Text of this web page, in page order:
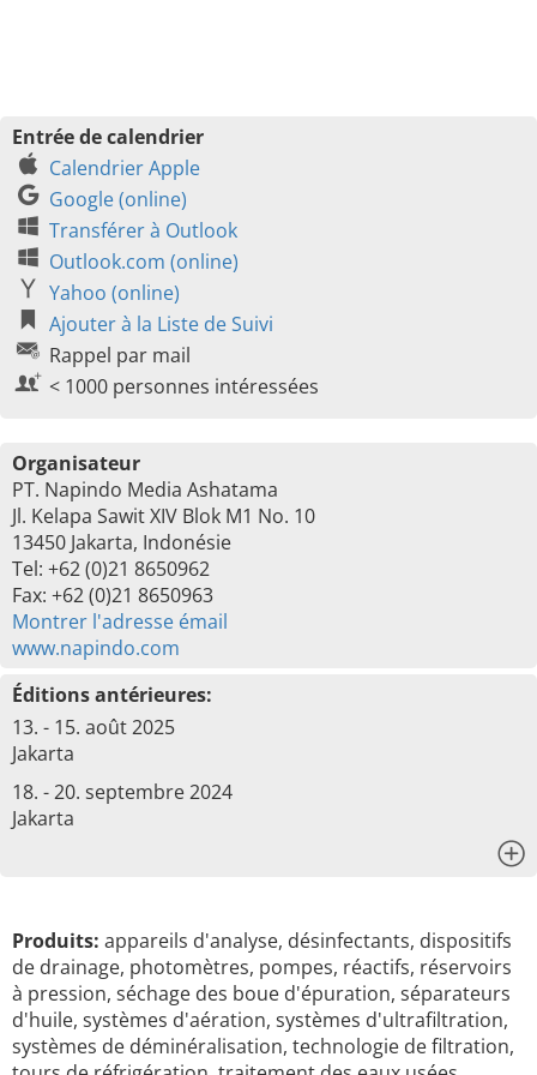
Entrée de calendrier
Calendrier Apple
Google (online)
Transférer à Outlook
Outlook.com (online)
Yahoo (online)
Ajouter à la Liste de Suivi
Rappel par mail
< 1000 personnes intéressées
Organisateur
PT. Napindo Media Ashatama
Jl. Kelapa Sawit XIV Blok M1 No. 10
13450 Jakarta, Indonésie
Tel: +62 (0)21 8650962
Fax: +62 (0)21 8650963
Montrer l'adresse émail
www.napindo.com
Éditions antérieures:
13. - 15. août 2025
Jakarta
18. - 20. septembre 2024
Jakarta
Produits: appareils d'analyse, désinfectants, dispositifs
de drainage, photomètres, pompes, réactifs, réservoirs
à pression, séchage des boue d'épuration, séparateurs
d'huile, systèmes d'aération, systèmes d'ultrafiltration,
systèmes de déminéralisation, technologie de filtration,